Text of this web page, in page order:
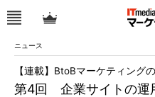
ニュース
第4回 企業サイトの運
【連載】BtoBマーケティング